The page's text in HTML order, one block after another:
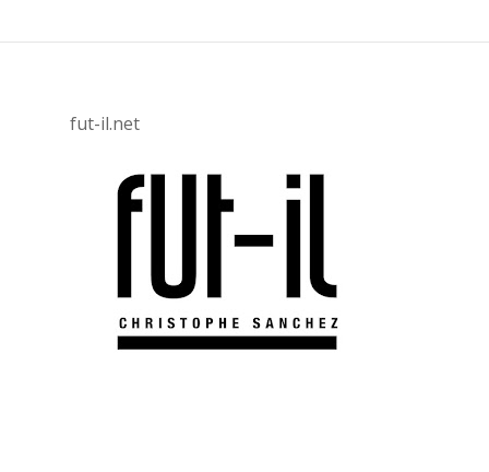
fut-il.net